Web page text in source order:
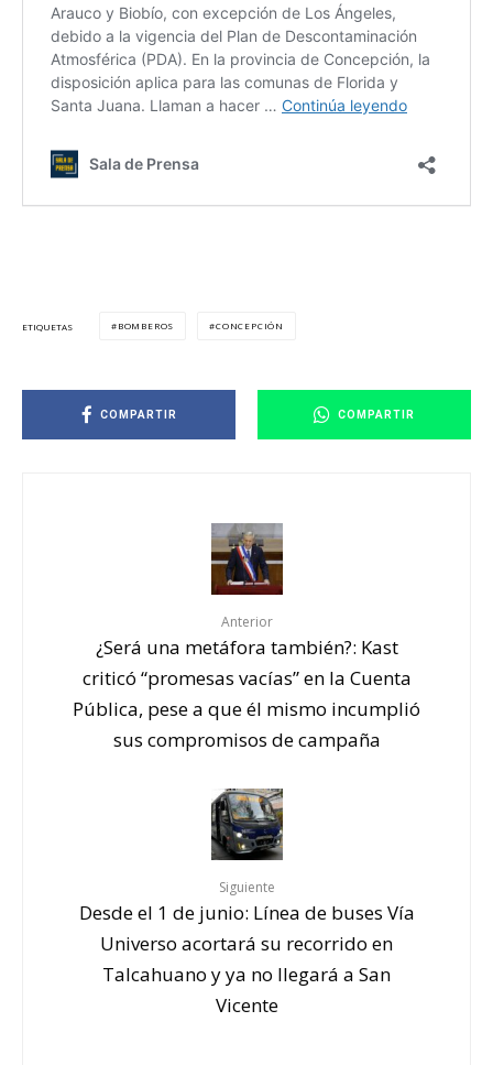
ETIQUETAS BOMBEROS CONCEPCIÓN
COMPARTIR COMPARTIR
Anterior
¿Será una metáfora también?: Kast
criticó “promesas vacías” en la Cuenta
Pública, pese a que él mismo incumplió
sus compromisos de campaña
Siguiente
Desde el 1 de junio: Línea de buses Vía
Universo acortará su recorrido en
Talcahuano y ya no llegará a San
Vicente